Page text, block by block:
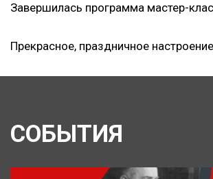
Завершилась программа мастер-
Прекрасное, праздничное
СОБЫТИЯ